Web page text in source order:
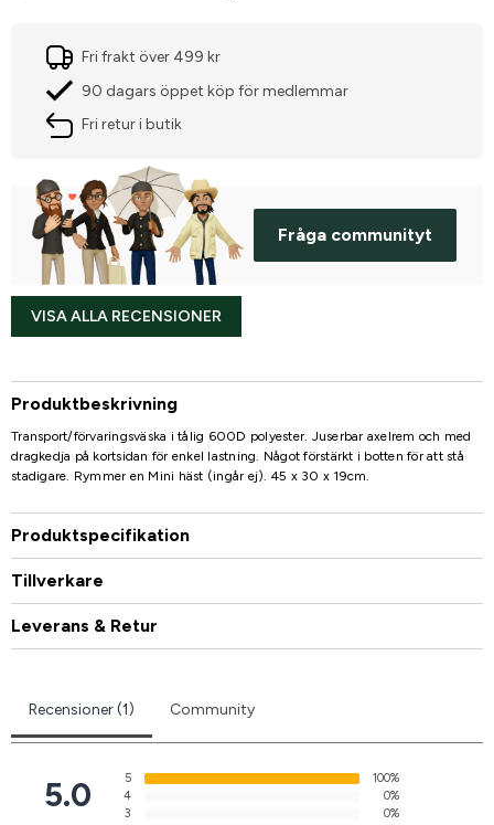
Fri frakt över 499 kr
90 dagars öppet köp för medlemmar
Fri retur i butik
Fråga communityt
VISA ALLA RECENSIONER
Produktbeskrivning
Transport/förvaringsväska i tålig 600D polyester. Juserbar axelrem och med
dragkedja på kortsidan för enkel lastning. Något förstärkt i botten för att stå
stadigare. Rymmer en Mini häst (ingår ej). 45 x 30 x 19cm.
Produktspecifikation
Tillverkare
Leverans & Retur
Recensioner (1) Community
5.0 5
100%
4
0%
3
0%